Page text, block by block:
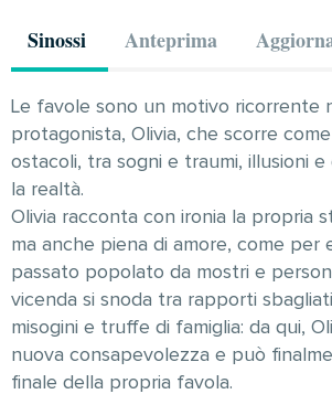
Sinossi Anteprima
Le favole sono un motivo ricorrente
protagonista, Olivia, che scorre
ostacoli, tra sogni e traumi, illusioni
la realtà.
Olivia racconta con ironia la propria
ma anche piena di amore, come per
passato popolato da mostri e
vicenda si snoda tra rapporti
misogini e truffe di famiglia: da qui,
nuova consapevolezza e può
finale della propria favola.